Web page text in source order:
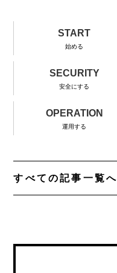
START
始める
SECURITY
安全にする
OPERATION
運用する
すべての記事一覧へ